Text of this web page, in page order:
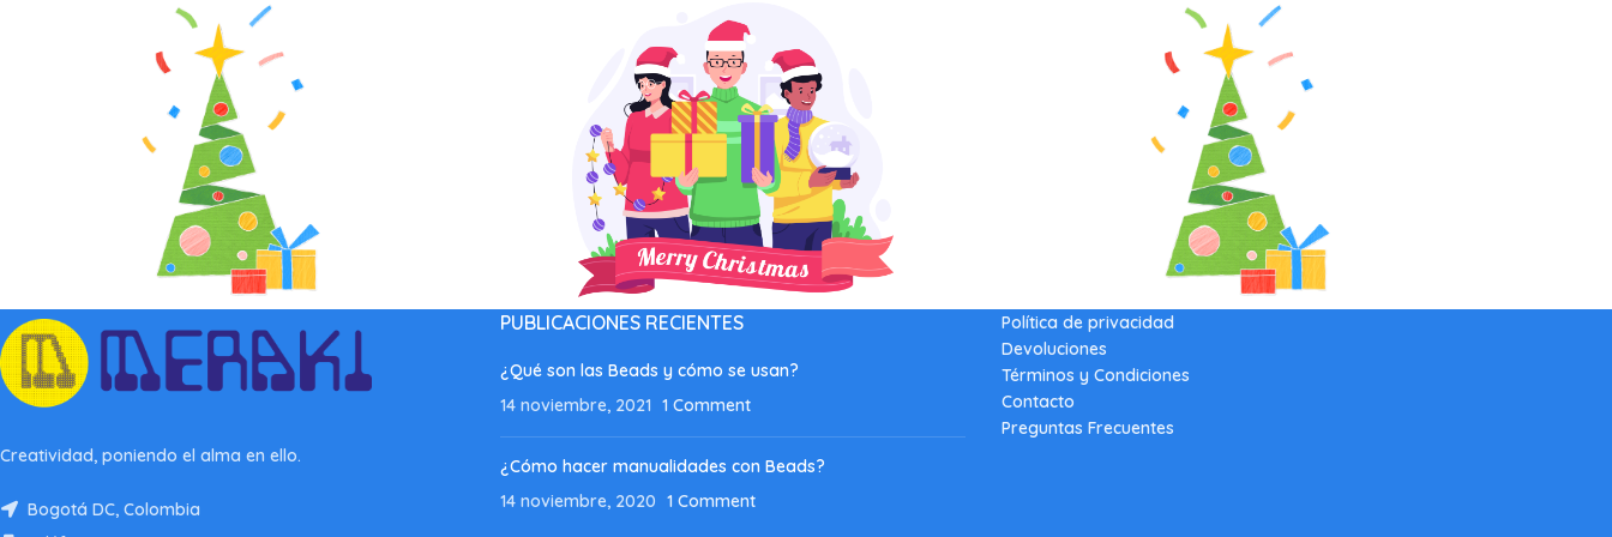
Creatividad, poniendo el alma en ello.
Bogotá DC, Colombia
PUBLICACIONES RECIENTES
¿Qué son las Beads y cómo se usan?
14 noviembre, 2021 1 Comment
¿Cómo hacer manualidades con Beads?
14 noviembre, 2020 1 Comment
Política de privacidad
Devoluciones
Términos y Condiciones
Contacto
Preguntas Frecuentes